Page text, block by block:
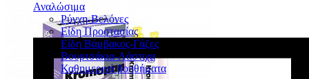
Αναλώσιμα
Ρύγχη-Βελόνες
Είδη Προστασίας
Είδη Βάμβακος-Γάζες
Βουρτσάκια-Λάστιχα
Καθημερινά βοηθήματα